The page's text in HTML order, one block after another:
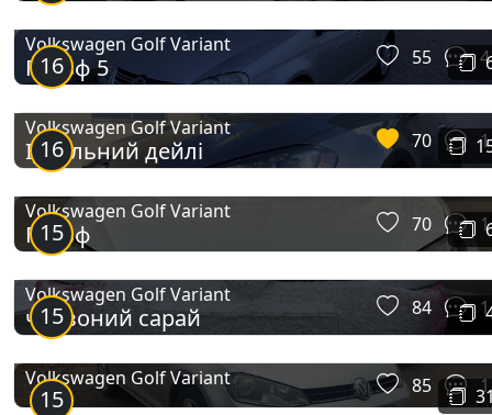
16
Volkswagen Golf Variant
Гольф 5 55 4
16
Volkswagen Golf Variant
Ідеальний дейлі 70 1
15
Volkswagen Golf Variant
Гольф 70 1
15
Volkswagen Golf Variant
червоний сарай 84 1
15
Volkswagen Golf Variant 85 1